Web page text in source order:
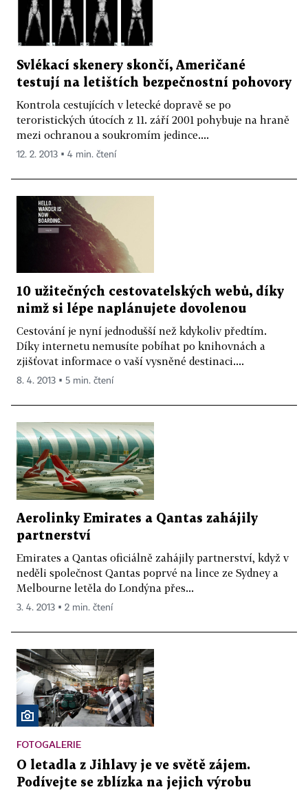
Svlékací skenery skončí, Američané
testují na letištích bezpečnostní pohovory
Kontrola cestujících v letecké dopravě se po
teroristických útocích z 11. září 2001 pohybuje na hraně
mezi ochranou a soukromím jedince....
12. 2. 2013 ▪ 4 min. čtení
10 užitečných cestovatelských webů, díky
nimž si lépe naplánujete dovolenou
Cestování je nyní jednodušší než kdykoliv předtím.
Díky internetu nemusíte pobíhat po knihovnách a
zjišťovat informace o vaší vysněné destinaci....
8. 4. 2013 ▪ 5 min. čtení
Aerolinky Emirates a Qantas zahájily
partnerství
Emirates a Qantas oficiálně zahájily partnerství, když v
neděli společnost Qantas poprvé na lince ze Sydney a
Melbourne letěla do Londýna přes...
3. 4. 2013 ▪ 2 min. čtení
FOTOGALERIE
O letadla z Jihlavy je ve světě zájem.
Podívejte se zblízka na jejich výrobu